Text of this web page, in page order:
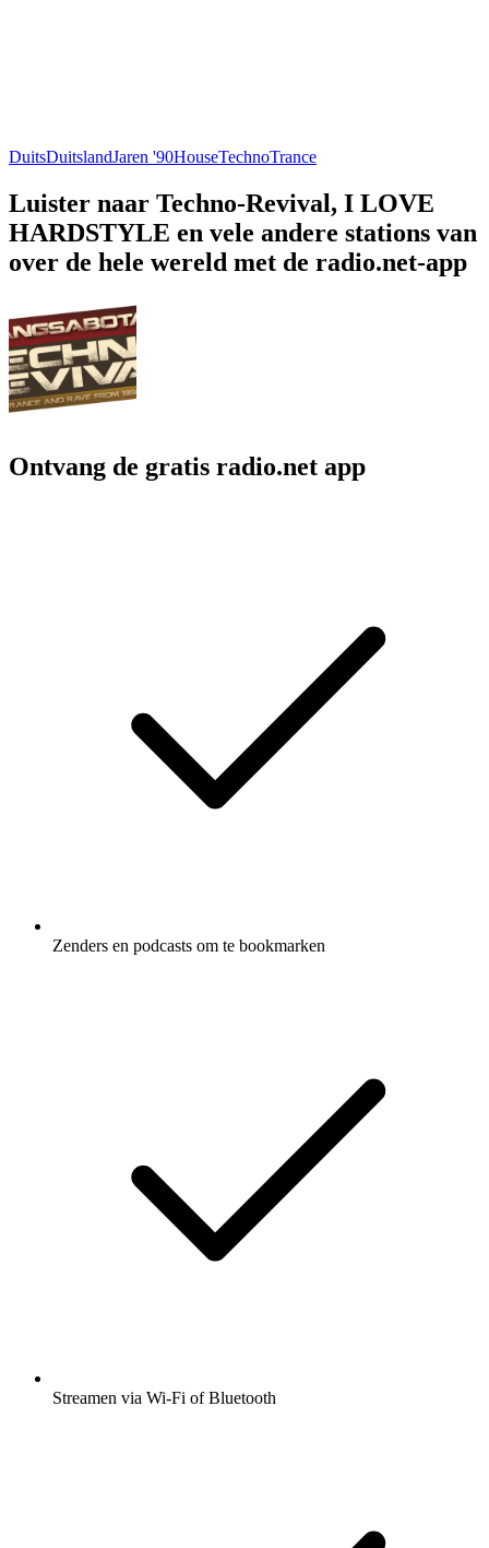
DuitsDuitslandJaren '90HouseTechnoTrance
Luister naar Techno-Revival, I LOVE
HARDSTYLE en vele andere stations van
over de hele wereld met de radio.net-app
Ontvang de gratis radio.net app
Zenders en podcasts om te bookmarken
Streamen via Wi-Fi of Bluetooth